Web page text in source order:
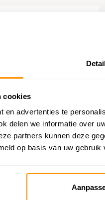
cookies
en advertenties te
delen we informatie over
partners kunnen deze
op basis van uw gebruik
uw bestelling